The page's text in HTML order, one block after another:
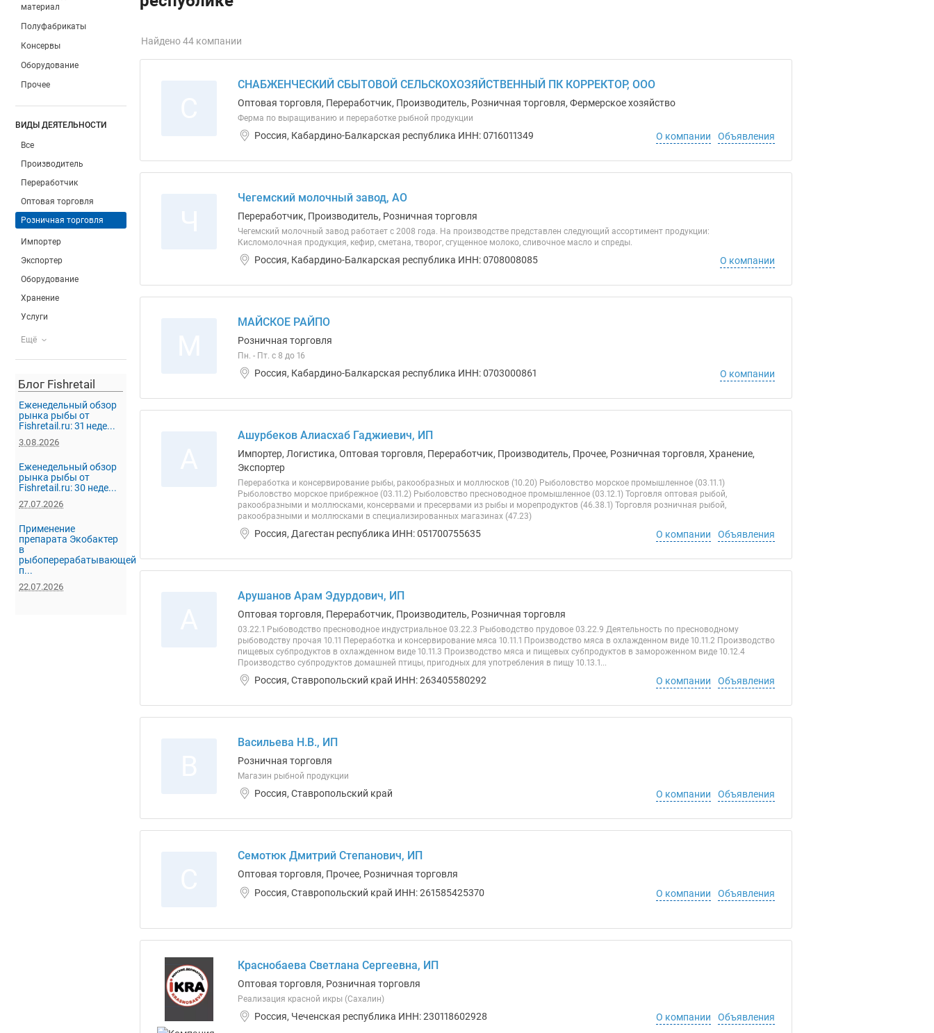
материал
Полуфабрикаты
Консервы
Оборудование
Прочее
ВИДЫ ДЕЯТЕЛЬНОСТИ
Все
Производитель
Переработчик
Оптовая торговля
Розничная торговля
Импортер
Экспортер
Оборудование
Хранение
Услуги
Ещё
Блог Fishretail
Еженедельный обзор
рынка рыбы от
Fishretail.ru: 31 неде...
3.08.2026
Еженедельный обзор
рынка рыбы от
Fishretail.ru: 30 неде...
27.07.2026
Применение
препарата Экобактер
в
рыбоперерабатывающей
п...
22.07.2026
Найдено 44 компании
СНАБЖЕНЧЕСКИЙ СБЫТОВОЙ СЕЛЬСКОХОЗЯЙСТВЕННЫЙ ПК КОРРЕКТОР, ООО
Оптовая торговля, Переработчик, Производитель, Розничная торговля, Фермерское хозяйство
Ферма по выращиванию и переработке рыбной продукции
Россия, Кабардино-Балкарская республика ИНН: 0716011349 О компании Объявления
Чегемский молочный завод, АО
Переработчик, Производитель, Розничная торговля
Чегемский молочный завод работает с 2008 года. На производстве представлен следующий ассортимент продукции:
Кисломолочная продукция, кефир, сметана, творог, сгущенное молоко, сливочное масло и спреды.
Россия, Кабардино-Балкарская республика ИНН: 0708008085 О компании
МАЙСКОЕ РАЙПО
Розничная торговля
Пн. - Пт. с 8 до 16
Россия, Кабардино-Балкарская республика ИНН: 0703000861 О компании
Ашурбеков Алиасхаб Гаджиевич, ИП
Импортер, Логистика, Оптовая торговля, Переработчик, Производитель, Прочее, Розничная торговля, Хранение,
Экспортер
Переработка и консервирование рыбы, ракообразных и моллюсков (10.20) Рыболовство морское промышленное (03.11.1)
Рыболовство морское прибрежное (03.11.2) Рыболовство пресноводное промышленное (03.12.1) Торговля оптовая рыбой,
ракообразными и моллюсками, консервами и пресервами из рыбы и морепродуктов (46.38.1) Торговля розничная рыбой,
ракообразными и моллюсками в специализированных магазинах (47.23)
Россия, Дагестан республика ИНН: 051700755635 О компании Объявления
Арушанов Арам Эдурдович, ИП
Оптовая торговля, Переработчик, Производитель, Розничная торговля
03.22.1 Рыбоводство пресноводное индустриальное 03.22.3 Рыбоводство прудовое 03.22.9 Деятельность по пресноводному
рыбоводству прочая 10.11 Переработка и консервирование мяса 10.11.1 Производство мяса в охлажденном виде 10.11.2 Производство
пищевых субпродуктов в охлажденном виде 10.11.3 Производство мяса и пищевых субпродуктов в замороженном виде 10.12.4
Производство субпродуктов домашней птицы, пригодных для употребления в пищу 10.13.1...
Россия, Ставропольский край ИНН: 263405580292 О компании Объявления
Васильева Н.В., ИП
Розничная торговля
Магазин рыбной продукции
Россия, Ставропольский край О компании Объявления
Семотюк Дмитрий Степанович, ИП
Оптовая торговля, Прочее, Розничная торговля
Россия, Ставропольский край ИНН: 261585425370
О компании Объявления
Краснобаева Светлана Сергеевна, ИП
Оптовая торговля, Розничная торговля
Реализация красной икры (Сахалин)
Россия, Чеченская республика ИНН: 230118602928 О компании Объявления